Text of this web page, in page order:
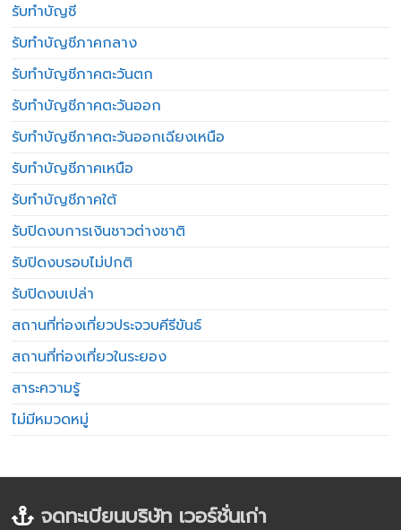
รับทำบัญชี
รับทำบัญชีภาคกลาง
รับทำบัญชีภาคตะวันตก
รับทำบัญชีภาคตะวันออก
รับทำบัญชีภาคตะวันออกเฉียงเหนือ
รับทำบัญชีภาคเหนือ
รับทำบัญชีภาคใต้
รับปิดงบการเงินชาวต่างชาติ
รับปิดงบรอบไม่ปกติ
รับปิดงบเปล่า
สถานที่ท่องเที่ยวประจวบคีรีขันธ์
สถานที่ท่องเที่ยวในระยอง
สาระความรู้
ไม่มีหมวดหมู่
จดทะเบียนบริษัท เวอร์ชั่นเก่า